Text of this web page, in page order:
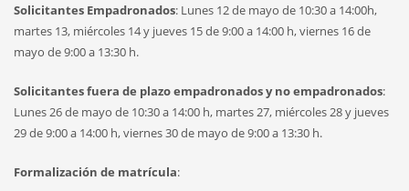
Solicitantes Empadronados: Lunes 12 de mayo de 10:30 a 14:00h,
martes 13, miércoles 14 y jueves 15 de 9:00 a 14:00 h, viernes 16 de
mayo de 9:00 a 13:30 h.
Solicitantes fuera de plazo empadronados y no empadronados:
Lunes 26 de mayo de 10:30 a 14:00 h, martes 27, miércoles 28 y jueves
29 de 9:00 a 14:00 h, viernes 30 de mayo de 9:00 a 13:30 h.
Formalización de matrícula: